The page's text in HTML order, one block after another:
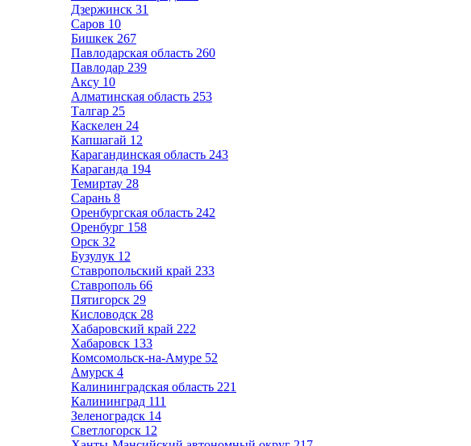
Дзержинск 31
Саров 10
Бишкек 267
Павлодарская область 260
Павлодар 239
Аксу 10
Алматинская область 253
Талгар 25
Каскелен 24
Капшагай 12
Карагандинская область 243
Караганда 194
Темиртау 28
Сарань 8
Оренбургская область 242
Оренбург 158
Орск 32
Бузулук 12
Ставропольский край 233
Ставрополь 66
Пятигорск 29
Кисловодск 28
Хабаровский край 222
Хабаровск 133
Комсомольск-на-Амуре 52
Амурск 4
Калининградская область 221
Калининград 111
Зеленоградск 14
Светлогорск 12